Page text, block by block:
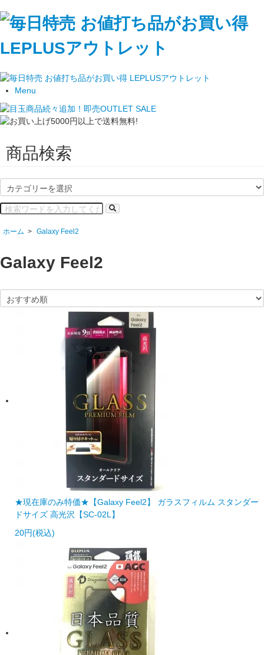
Menu
商品検索
ホーム > Galaxy Feel2
Galaxy Feel2
★現在庫のみ特価★【Galaxy Feel2】 ガラスフィルム スタンダー
ドサイズ 高光沢【SC-02L】
20円(税込)